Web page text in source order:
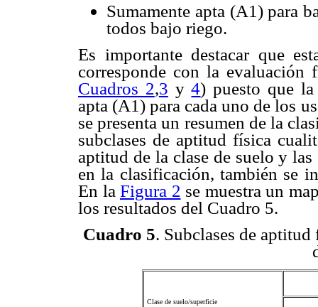
Sumamente apta (A1) para
todos bajo riego.
Es importante destacar que
corresponde con la
Cuadros 2,3 y4) puesto que
apta (A1) para cada uno de los
se presenta un resumen de la
subclases de aptitud física
aptitud de la clase de suelo y
en la clasificación, también se
En la Figura 2 se muestra un
los resultados del Cuadro 5.
Cuadro 5. Subclases de
Clase de suelo/superficie